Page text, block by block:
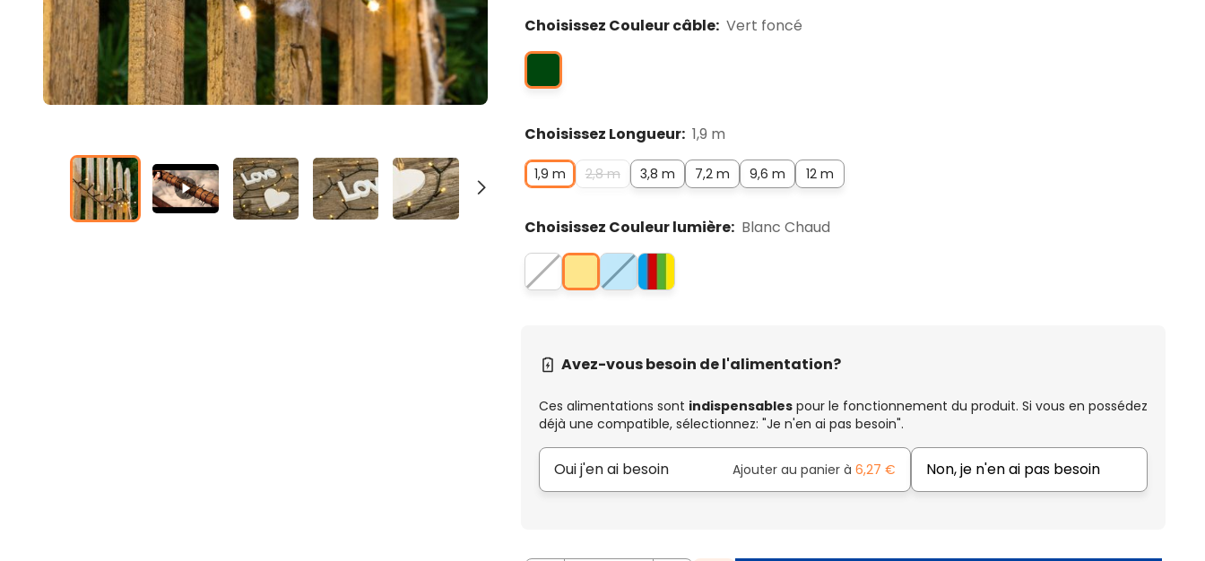
Choisissez Couleur câble: Vert foncé
Choisissez Longueur: 1,9 m
1,9 m 2,8 m 3,8 m 7,2 m 9,6 m 12 m
Choisissez Couleur lumière: Blanc Chaud
Avez-vous besoin de l'alimentation?
Ces alimentations sont indispensablespour le fonctionnement du produit. Si vous en possédez
déjà une compatible, sélectionnez: "Je n'en ai pas besoin".
Oui j'en ai besoin Ajouter au panier à6,27 € Non, je n'en ai pas besoin